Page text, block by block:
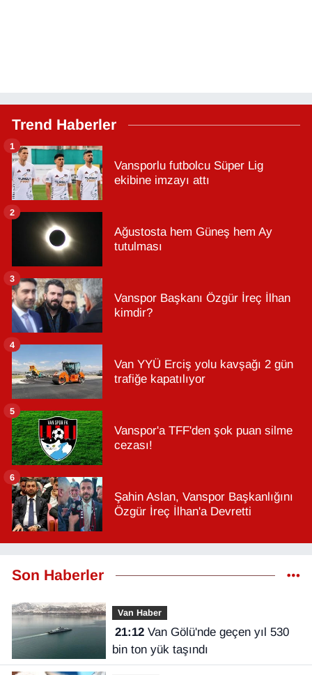
Trend Haberler
Vansporlu futbolcu Süper Lig
ekibine imzayı attı
1
Ağustosta hem Güneş hem Ay
tutulması
2
Vanspor Başkanı Özgür İreç İlhan
kimdir?
3
Van YYÜ Erciş yolu kavşağı 2 gün
trafiğe kapatılıyor
4
Vanspor'a TFF'den şok puan silme
cezası!
5
Şahin Aslan, Vanspor Başkanlığını
Özgür İreç İlhan'a Devretti
6
Son Haberler
Van Haber
21:12Van Gölü'nde geçen yıl 530
bin ton yük taşındı